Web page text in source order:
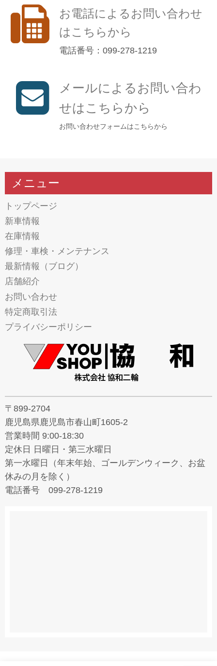
お電話によるお問い合わせ
はこちらから
電話番号：099-278-1219
メールによるお問い合わ
せはこちらから
お問い合わせフォームはこちらから
メニュー
トップページ
新車情報
在庫情報
修理・車検・メンテナンス
最新情報（ブログ）
店舗紹介
お問い合わせ
特定商取引法
プライバシーポリシー
〒899-2704
鹿児島県鹿児島市春山町1605-2
営業時間 9:00-18:30
定休日 日曜日・第三水曜日
第一水曜日（年末年始、ゴールデンウィーク、お盆
休みの月を除く）
電話番号 099-278-1219